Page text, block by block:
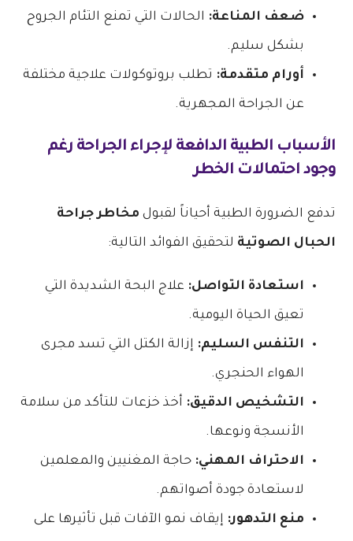
ضعف المناعة: الحالات التي تمنع التئام الجروح
بشكل سليم.
أورام متقدمة: تطلب بروتوكولات علاجية مختلفة
عن الجراحة المجهرية.
الأسباب الطبية الدافعة لإجراء الجراحة رغم
وجود احتمالات الخطر
تدفع الضرورة الطبية أحياناً لقبول مخاطر جراحة
الحبال الصوتية لتحقيق الفوائد التالية:
استعادة التواصل: علاج البحة الشديدة التي
تعيق الحياة اليومية.
التنفس السليم: إزالة الكتل التي تسد مجرى
الهواء الحنجري.
التشخيص الدقيق: أخذ خزعات للتأكد من سلامة
الأنسجة ونوعها.
الاحتراف المهني: حاجة المغنيين والمعلمين
لاستعادة جودة أصواتهم.
منع التدهور: إيقاف نمو الآفات قبل تأثيرها على